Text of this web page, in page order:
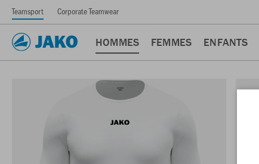
Teamsport Corporate Teamwear
HOMMES FEMMES ENFANTS